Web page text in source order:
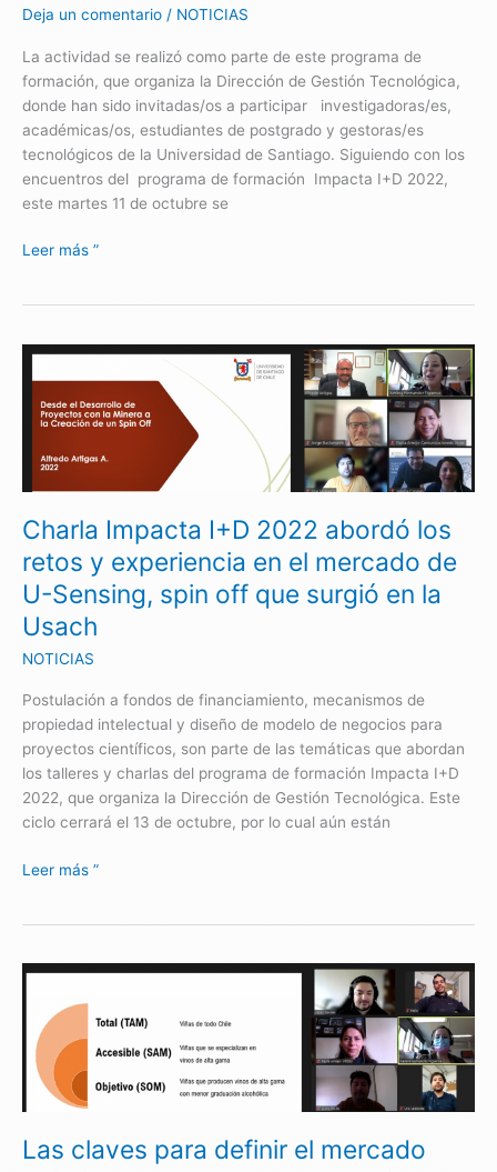
Deja un comentario / NOTICIAS
La actividad se realizó como parte de este programa de
formación, que organiza la Dirección de Gestión Tecnológica,
donde han sido invitadas/os a participar investigadoras/es,
académicas/os, estudiantes de postgrado y gestoras/es
tecnológicos de la Universidad de Santiago. Siguiendo con los
encuentros del programa de formación Impacta I+D 2022,
este martes 11 de octubre se
abordó
sexto
taller
Impacta
I+D
Leer más ”
Charla Impacta I+D 2022 abordó los
retos y experiencia en el mercado de
U-Sensing, spin off que surgió en la
Usach
NOTICIAS
Postulación a fondos de financiamiento, mecanismos de
propiedad intelectual y diseño de modelo de negocios para
proyectos científicos, son parte de las temáticas que abordan
los talleres y charlas del programa de formación Impacta I+D
2022, que organiza la Dirección de Gestión Tecnológica. Este
ciclo cerrará el 13 de octubre, por lo cual aún están
Charla
Impacta
I+D
2022
abordó
los
y
experiencia
en
el
mercado
Sensing,
spin
off
que
surgió
en
Usach
Leer más ”
Las claves para definir el mercado
Las
para
definir
mercado
y